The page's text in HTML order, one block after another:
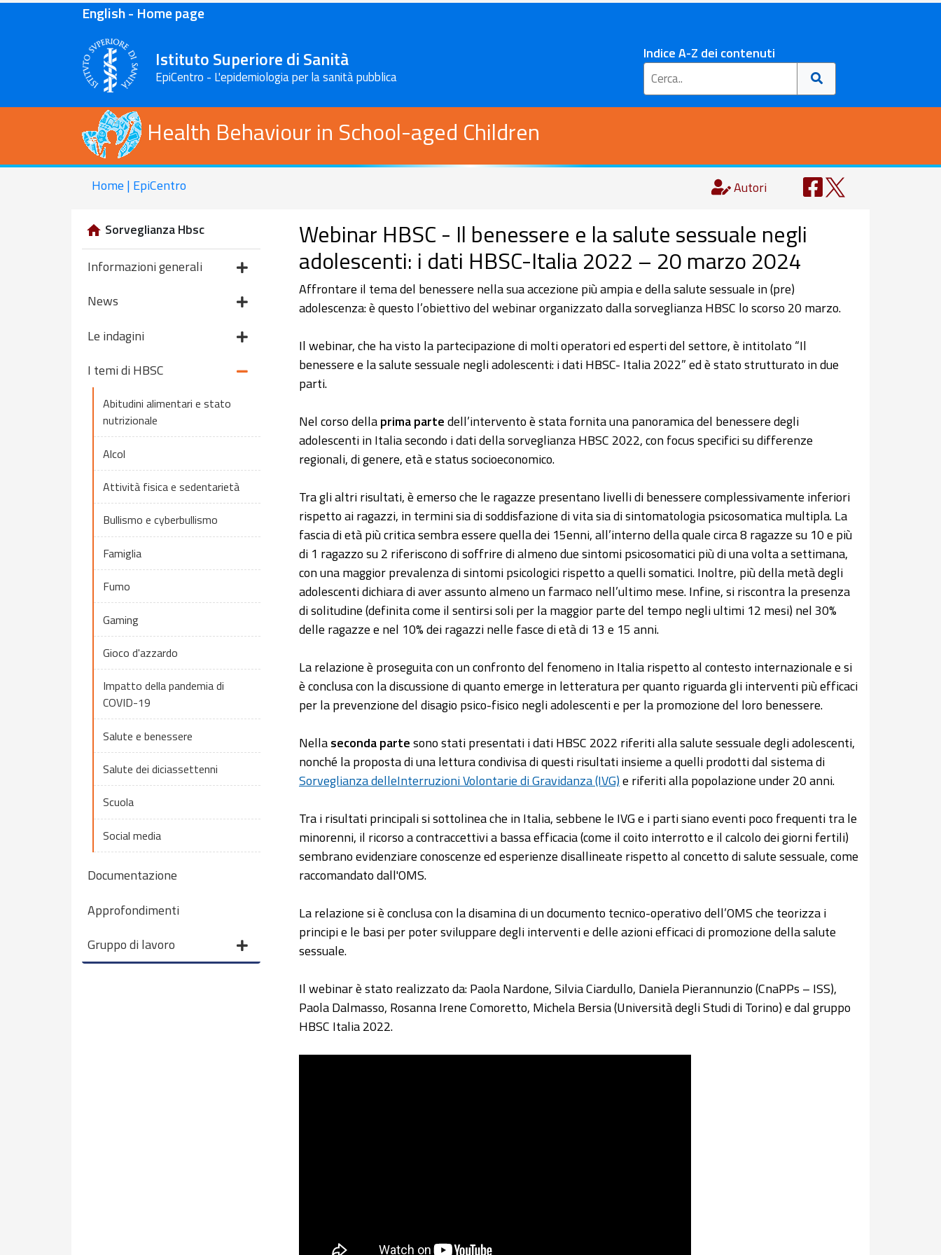
English - Home page
Istituto Superiore di Sanità
EpiCentro - L'epidemiologia per la sanità pubblica
Indice A-Z dei contenuti
Health Behaviour in School-aged Children
Home | EpiCentro Autori
Sorveglianza Hbsc
Informazioni generali
News
Le indagini
I temi di HBSC
Abitudini alimentari e stato
nutrizionale
Alcol
Attività fisica e sedentarietà
Bullismo e cyberbullismo
Famiglia
Fumo
Gaming
Gioco d'azzardo
Impatto della pandemia di
COVID-19
Salute e benessere
Salute dei diciassettenni
Scuola
Social media
Documentazione
Approfondimenti
Gruppo di lavoro
Webinar HBSC - Il benessere e la salute sessuale negli
adolescenti: i dati HBSC-Italia 2022 – 20 marzo 2024
Affrontare il tema del benessere nella sua accezione più ampia e della salute sessuale in (pre)
adolescenza: è questo l’obiettivo del webinar organizzato dalla sorveglianza HBSC lo scorso 20 marzo.
Il webinar, che ha visto la partecipazione di molti operatori ed esperti del settore, è intitolato “Il
benessere e la salute sessuale negli adolescenti: i dati HBSC- Italia 2022” ed è stato strutturato in due
parti.
Nel corso dellaprima partedell’intervento è stata fornita una panoramica del benessere degli
adolescenti in Italia secondo i dati della sorveglianza HBSC 2022, con focus specifici su differenze
regionali, di genere, età e status socioeconomico.
Tra gli altri risultati, è emerso che le ragazze presentano livelli di benessere complessivamente inferiori
rispetto ai ragazzi, in termini sia di soddisfazione di vita sia di sintomatologia psicosomatica multipla. La
fascia di età più critica sembra essere quella dei 15enni, all’interno della quale circa 8 ragazze su 10 e più
di 1 ragazzo su 2 riferiscono di soffrire di almeno due sintomi psicosomatici più di una volta a settimana,
con una maggior prevalenza di sintomi psicologici rispetto a quelli somatici. Inoltre, più della metà degli
adolescenti dichiara di aver assunto almeno un farmaco nell’ultimo mese. Infine, si riscontra la presenza
di solitudine (definita come il sentirsi soli per la maggior parte del tempo negli ultimi 12 mesi) nel 30%
delle ragazze e nel 10% dei ragazzi nelle fasce di età di 13 e 15 anni.
La relazione è proseguita con un confronto del fenomeno in Italia rispetto al contesto internazionale e si
è conclusa con la discussione di quanto emerge in letteratura per quanto riguarda gli interventi più efficaci
per la prevenzione del disagio psico-fisico negli adolescenti e per la promozione del loro benessere.
Nellaseconda partesono stati presentati i dati HBSC 2022 riferiti alla salute sessuale degli adolescenti,
nonché la proposta di una lettura condivisa di questi risultati insieme a quelli prodotti dal sistema di
Sorveglianza delleInterruzioni Volontarie di Gravidanza (IVG)e riferiti alla popolazione under 20 anni.
Tra i risultati principali si sottolinea che in Italia, sebbene le IVG e i parti siano eventi poco frequenti tra le
minorenni, il ricorso a contraccettivi a bassa efficacia (come il coito interrotto e il calcolo dei giorni fertili)
sembrano evidenziare conoscenze ed esperienze disallineate rispetto al concetto di salute sessuale, come
raccomandato dall'OMS.
La relazione si è conclusa con la disamina di un documento tecnico-operativo dell’OMS che teorizza i
principi e le basi per poter sviluppare degli interventi e delle azioni efficaci di promozione della salute
sessuale.
Il webinar è stato realizzato da: Paola Nardone, Silvia Ciardullo, Daniela Pierannunzio (CnaPPs – ISS),
Paola Dalmasso, Rosanna Irene Comoretto, Michela Bersia (Università degli Studi di Torino) e dal gruppo
HBSC Italia 2022.